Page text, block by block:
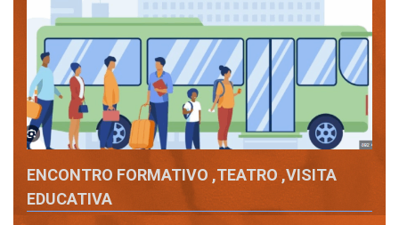
ENCONTRO FORMATIVO ,TEATRO ,VISITA
EDUCATIVA